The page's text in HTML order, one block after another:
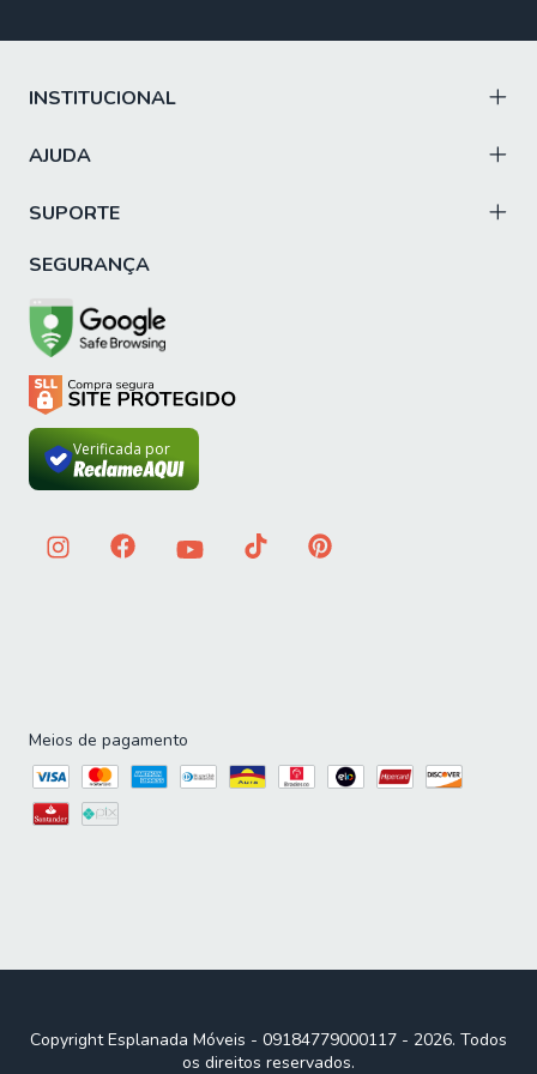
INSTITUCIONAL
AJUDA
SUPORTE
SEGURANÇA
Verificada por
Meios de pagamento
Copyright Esplanada Móveis - 09184779000117 - 2026. Todos
os direitos reservados.